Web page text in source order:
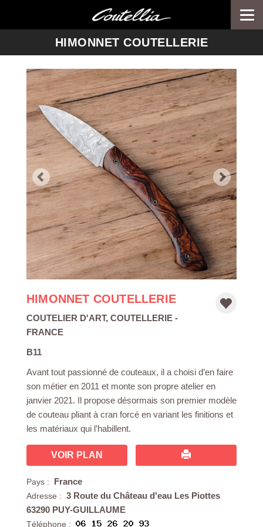
HIMONNET COUTELLERIE
HIMONNET COUTELLERIE
COUTELIER D'ART, COUTELLERIE -
FRANCE
B11
Avant tout passionné de couteaux, il a choisi d’en faire
son métier en 2011 et monte son propre atelier en
janvier 2021. Il propose désormais son premier modèle
de couteau pliant à cran forcé en variant les finitions et
les matériaux qui l’habillent.
VOIR PLAN
Pays : France
Adresse : 3 Route du Château d'eau Les Piottes
63290 PUY-GUILLAUME
Téléphone :